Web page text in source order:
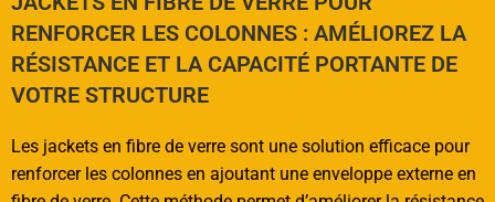
RENFORCER LES COLONNES : AMÉLIOREZ LA
RÉSISTANCE ET LA CAPACITÉ PORTANTE DE
VOTRE STRUCTURE
Les jackets en fibre de verre sont une solution efficace pour
renforcer les colonnes en ajoutant une enveloppe externe en